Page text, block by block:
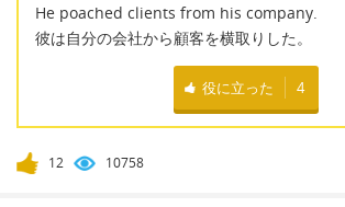
He poached clients from his company.
彼は自分の会社から顧客を横取りした。
役に立った 4
12 10758